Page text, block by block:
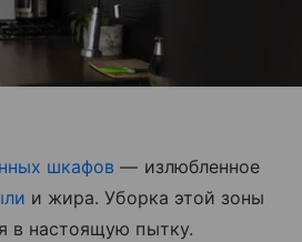
шкафов — излюбленное
и жира. Уборка этой зоны
в настоящую пытку.